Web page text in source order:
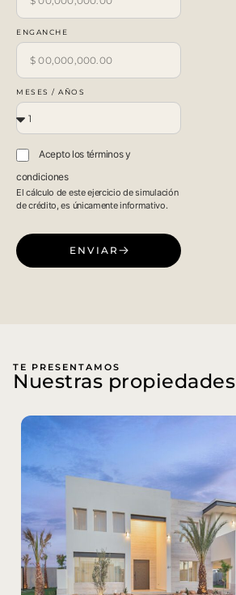
ENGANCHE
MESES / AÑOS
Acepto los términos y
condiciones
El cálculo de este ejercicio de simulación
de crédito, es únicamente informativo.
ENVIAR
TE PRESENTAMOS
Nuestras propiedades